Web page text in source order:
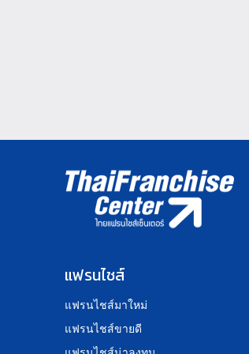
แฟรนไชส์
แฟรนไชส์มาใหม่
แฟรนไชส์ขายดี